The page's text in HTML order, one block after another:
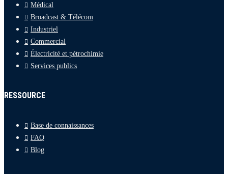
Médical
Broadcast & Télécom
Industriel
Commercial
Électricité et pétrochimie
Services publics
RESSOURCE
Base de connaissances
FAQ
Blog